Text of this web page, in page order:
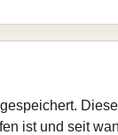
ist und seit